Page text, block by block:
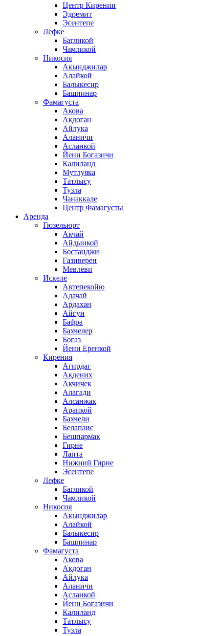
Центр Кирении
Эдремит
Эсентепе
Лефке
Багликой
Чамликой
Никосия
Акынджилар
Алайкой
Балыкесир
Башпинар
Фамагуста
Акова
Акдоган
Айлука
Аланичи
Асланкой
Йени Богазичи
Калиланд
Мутлуяка
Татлысу
Тузла
Чанаккале
Центр Фамагусты
Аренда
Гюзельюрт
Акчай
Айдынкой
Бостанджи
Газиверен
Мевлеви
Искеле
Автепекойю
Адачай
Ардахан
Айгун
Бафра
Бахчелер
Богаз
Йени Еренкой
Кирения
Агирдаг
Акдених
Акчичек
Алагади
Алсанжак
Арапкой
Бахчели
Белапаис
Бешпармак
Гирне
Лапта
Нижний Гирне
Эсентепе
Лефке
Багликой
Чамликой
Никосия
Акынджилар
Алайкой
Балыкесир
Башпинар
Фамагуста
Акова
Акдоган
Айлука
Аланичи
Асланкой
Йени Богазичи
Калиланд
Татлысу
Тузла